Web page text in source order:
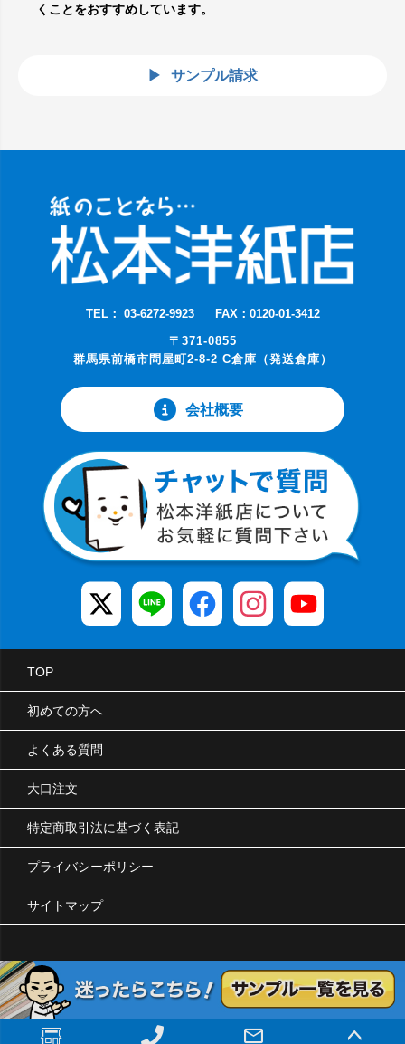
くことをおすすめしています。
サンプル請求
TEL： 03-6272-9923
FAX：0120-01-3412
〒371-0855
群馬県前橋市問屋町2-8-2 C倉庫（発送倉庫）
会社概要
TOP
初めての方へ
よくある質問
大口注文
特定商取引法に基づく表記
プライバシーポリシー
サイトマップ